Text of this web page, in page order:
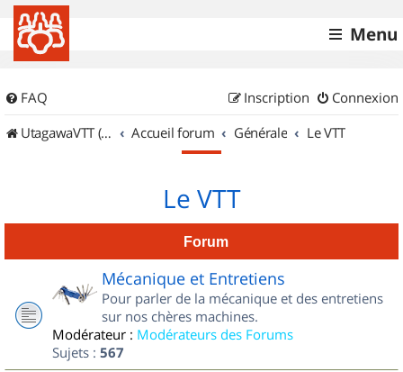
Menu
FAQ Connexion
Inscription
UtagawaVTT (Randos VTT et VTTAE avec traces GPS)
Accueil forum Générale Le VTT
Le VTT
Forum
Mécanique et Entretiens
Pour parler de la mécanique et des entretiens
sur nos chères machines.
Modérateur : Modérateurs des Forums
Sujets : 567